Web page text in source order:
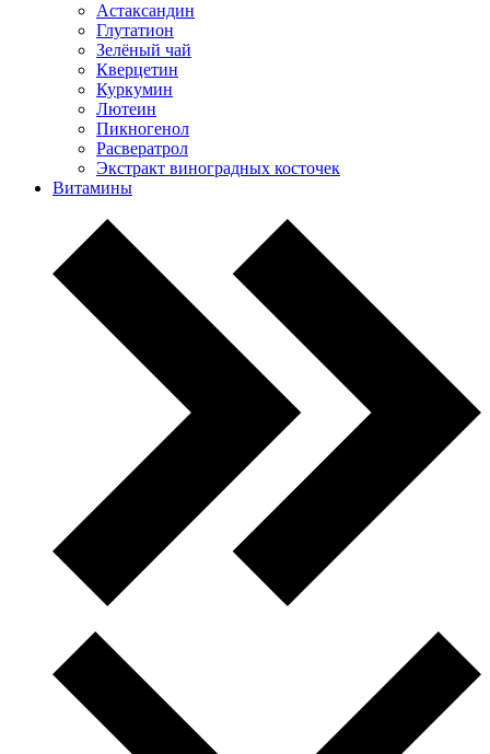
Астаксандин
Глутатион
Зелёный чай
Кверцетин
Куркумин
Лютеин
Пикногенол
Расвератрол
Экстракт виноградных косточек
Витамины